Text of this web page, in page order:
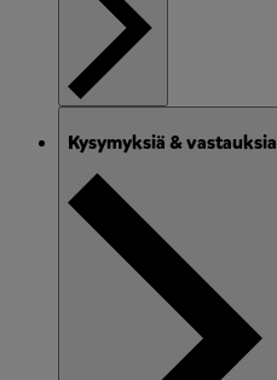
Kysymyksiä & vastauksia